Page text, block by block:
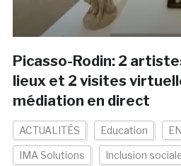
Picasso-Rodin: 2
lieux et 2 visites
médiation en direct
ACTUALITÉS Education
IMA Solutions Inclusion